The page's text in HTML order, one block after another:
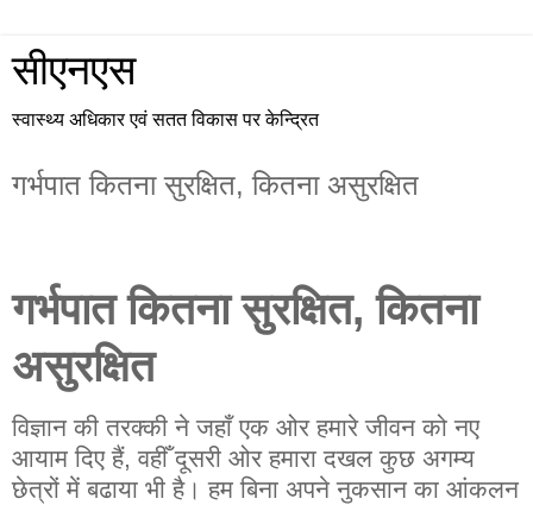
सीएनएस
स्वास्थ्य अधिकार एवं सतत विकास पर केन्द्रित
गर्भपात कितना सुरक्षित, कितना असुरक्षित
गर्भपात कितना सुरक्षित, कितना
असुरक्षित
विज्ञान की तरक्की ने जहाँ एक ओर हमारे जीवन को नए
आयाम दिए हैं, वहीँ दूसरी ओर हमारा दखल कुछ अगम्य
छेत्रों में बढाया भी है। हम बिना अपने नुकसान का आंकलन